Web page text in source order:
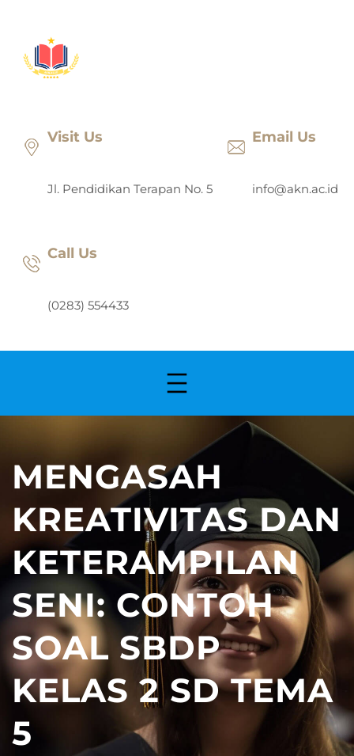
konten
Visit Us
Jl. Pendidikan Terapan No. 5
Email Us
info@akn.ac.id
Call Us
(0283) 554433
MENGASAH
KREATIVITAS DAN
KETERAMPILAN
SENI: CONTOH
SOAL SBDP
KELAS 2 SD TEMA
5